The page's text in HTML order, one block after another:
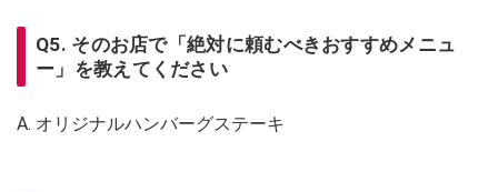
Q5. そのお店で「絶対に頼むべきおすすめメニュ
ー」を教えてください
A. オリジナルハンバーグステーキ